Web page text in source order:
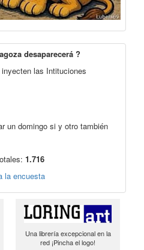
desaparecerá ?
las Intituciones
un domingo si y otro también
1.716
la encuesta
Una librería excepcional en la
red ¡Pincha el logo!